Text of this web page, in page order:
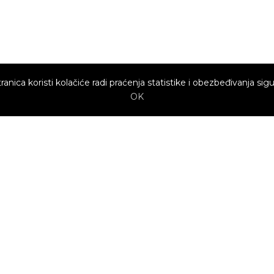
koristi kolačiće radi praćenja statistike i obezbeđivanja
OK